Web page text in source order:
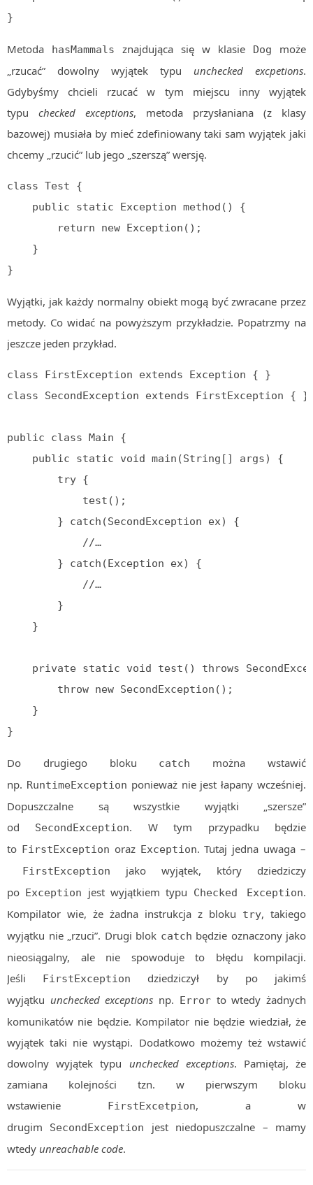
}
Metoda hasMammals znajdująca się w klasie Dog
może
„rzucać” dowolny wyjątek typu unchecked excpetions.
Gdybyśmy chcieli rzucać w tym miejscu inny wyjątek
typu checked exceptions, metoda przysłaniana (z klasy
bazowej) musiała by mieć zdefiniowany taki sam wyjątek jaki
chcemy „rzucić” lub jego „szerszą” wersję.
class Test {
}
Wyjątki, jak każdy normalny obiekt mogą być zwracane przez
metody. Co widać na powyższym przykładzie. Popatrzmy na
jeszcze jeden przykład.
class FirstException extends Exception { }
class SecondException extends FirstException { }
public class Main {
}
Do drugiego bloku catch
można wstawić
np. RuntimeException ponieważ nie jest łapany wcześniej.
Dopuszczalne są wszystkie wyjątki „szersze”
od SecondException. W tym przypadku będzie
to FirstException oraz Exception. Tutaj jedna uwaga –
FirstException
jako wyjątek, który dziedziczy
po Exception jest wyjątkiem typu Checked Exception.
Kompilator wie, że żadna instrukcja z bloku
try, takiego
wyjątku nie „rzuci”. Drugi blok catch będzie oznaczony jako
nieosiągalny, ale nie spowoduje to błędu kompilacji.
Jeśli FirstException
dziedziczył by po jakimś
wyjątku unchecked exceptions np. Errorto wtedy żadnych
komunikatów nie będzie. Kompilator nie będzie wiedział, że
wyjątek taki nie wystąpi. Dodatkowo możemy też wstawić
dowolny wyjątek typu unchecked exceptions. Pamiętaj, że
zamiana kolejności tzn. w pierwszym bloku
wstawienie
FirstExcetpion, a w
drugim SecondException
jest niedopuszczalne – mamy
wtedy unreachable code.